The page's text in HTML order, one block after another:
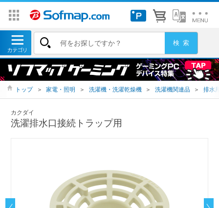
トップ ＞ 家電・照明 ＞ 洗濯機・洗濯乾燥機 ＞ 洗濯機関連品 ＞ 排水
カクダイ
洗濯排水口接続トラップ用